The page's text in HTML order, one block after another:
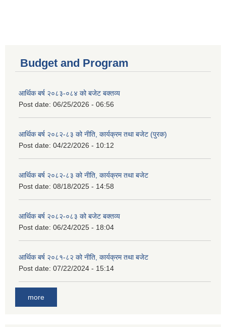
Budget and Program
आर्थिक बर्ष २०८३-०८४ को बजेट बक्तव्य
Post date: 06/25/2026 - 06:56
आर्थिक बर्ष २०८२-८३ को नीति, कार्यक्रम तथा बजेट (पुरक)
Post date: 04/22/2026 - 10:12
आर्थिक बर्ष २०८२-८३ को नीति, कार्यक्रम तथा बजेट
Post date: 08/18/2025 - 14:58
आर्थिक बर्ष २०८२-०८३ को बजेट बक्तव्य
Post date: 06/24/2025 - 18:04
आर्थिक बर्ष २०८१-८२ को नीति, कार्यक्रम तथा बजेट
Post date: 07/22/2024 - 15:14
more